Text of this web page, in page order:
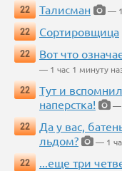
22
Талисман
— 1
22
Сортировщица
22
Вот что
— 1 час 1 минуту
22
Тут и
наперстка!
—
22
Да у вас,
льдом?
— 1
22
...еще три